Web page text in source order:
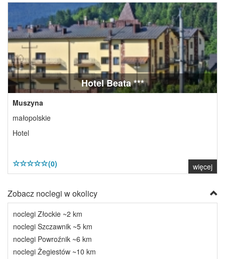
Hotel Beata ***
Muszyna
małopolskie
Hotel
(0) więcej
Zobacz noclegi w okolicy
noclegi Złockie ~2 km
noclegi Szczawnik ~5 km
noclegi Powroźnik ~6 km
noclegi Żegiestów ~10 km